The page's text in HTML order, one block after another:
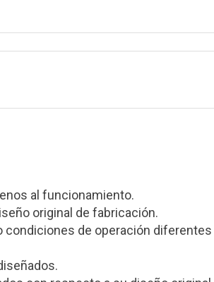
al funcionamiento.
original de fabricación.
condiciones de operación diferentes